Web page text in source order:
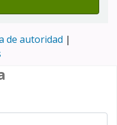
de autoridad